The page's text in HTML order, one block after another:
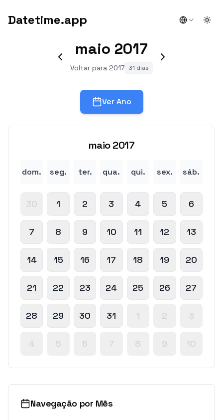
Datetime.app
maio 2017
Voltar para 2017 31 dias
Ver Ano
maio 2017
dom. seg. ter. qua. qui. sex. sáb.
30 1 2 3 4 5 6
7 8 9 10 11 12 13
14 15 16 17 18 19 20
21 22 23 24 25 26 27
28 29 30 31 1 2 3
4 5 6 7 8 9 10
Navegação por Mês